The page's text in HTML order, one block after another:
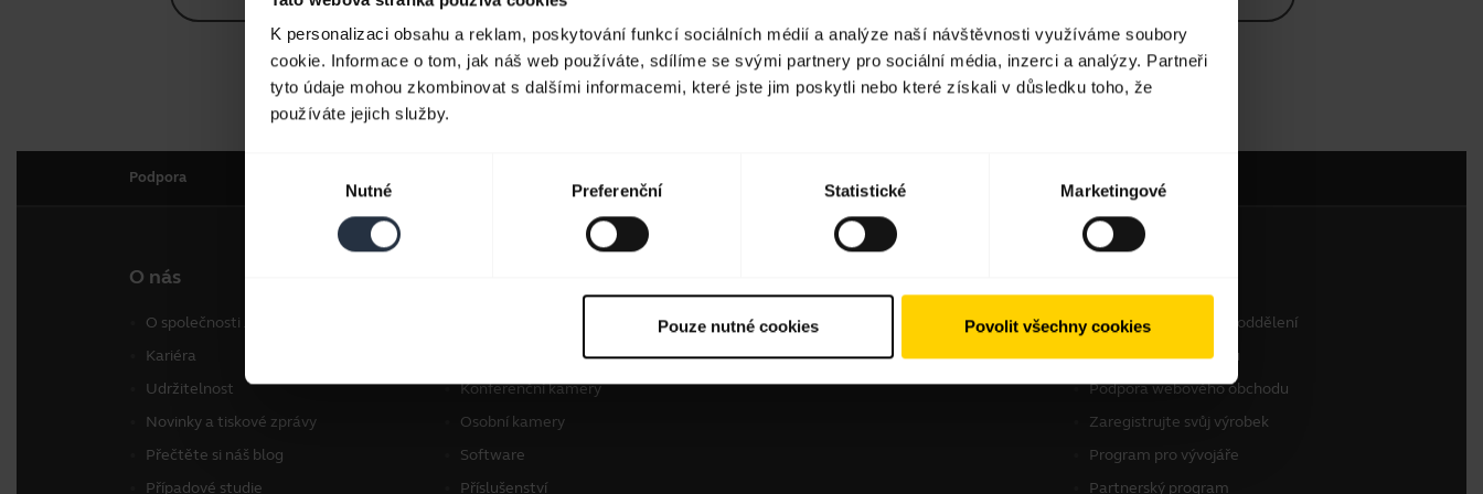
K personalizaci obsahu a reklam, poskytování funkcí sociálních médií a analýze naší návštěvnosti využíváme soubory
cookie. Informace o tom, jak náš web používáte, sdílíme se svými partnery pro sociální média, inzerci a analýzy. Partneři
tyto údaje mohou zkombinovat s dalšími informacemi, které jste jim poskytli nebo které získali v důsledku toho, že
používáte jejich služby.
Nutné Preferenční Statistické Marketingové
Pouze nutné cookies Povolit všechny cookies
Software a aplikace
Podpora
O nás
O společnosti Jabra
Kariéra
Udržitelnost
Novinky a tiskové zprávy
Přečtěte si náš blog
Případové studie
Hlasové komunikátory
Konferenční kamery
Osobní kamery
Software
Příslušenství
Vyhledání partnerů
Autorizovaní distributoři
Kontaktujte prodejní oddělení
Kontaktovat podporu
Podpora webového obchodu
Zaregistrujte svůj výrobek
Program pro vývojáře
Partnerský program